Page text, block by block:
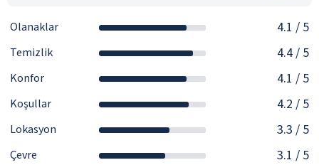
Olanaklar 4.1 / 5
Temizlik 4.4/ 5
Konfor 4.1 / 5
Koşullar 4.2 / 5
Lokasyon 3.3 / 5
Çevre 3.1 / 5